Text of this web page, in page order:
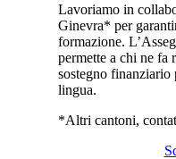
Lavoriamo in
Ginevra* per
formazione.
permette a chi ne fa
sostegno finanziario
lingua.
*Altri cantoni,